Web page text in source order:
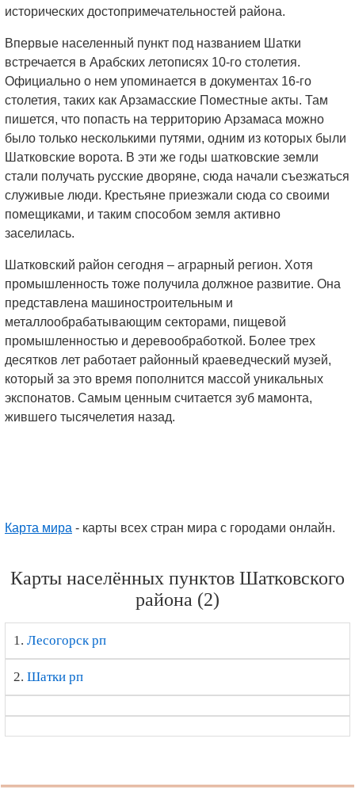
исторических достопримечательностей района.
Впервые населенный пункт под названием Шатки
встречается в Арабских летописях 10-го столетия.
Официально о нем упоминается в документах 16-го
столетия, таких как Арзамасские Поместные акты. Там
пишется, что попасть на территорию Арзамаса можно
было только несколькими путями, одним из которых были
Шатковские ворота. В эти же годы шатковские земли
стали получать русские дворяне, сюда начали съезжаться
служивые люди. Крестьяне приезжали сюда со своими
помещиками, и таким способом земля активно
заселилась.
Шатковский район сегодня – аграрный регион. Хотя
промышленность тоже получила должное развитие. Она
представлена машиностроительным и
металлообрабатывающим секторами, пищевой
промышленностью и деревообработкой. Более трех
десятков лет работает районный краеведческий музей,
который за это время пополнится массой уникальных
экспонатов. Самым ценным считается зуб мамонта,
жившего тысячелетия назад.
Карта мира - карты всех стран мира с городами онлайн.
Карты населённых пунктов Шатковского
района (2)
1. Лесогорск рп
2. Шатки рп